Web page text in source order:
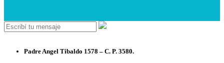
Padre Angel Tibaldo 1578 – C. P. 3580.